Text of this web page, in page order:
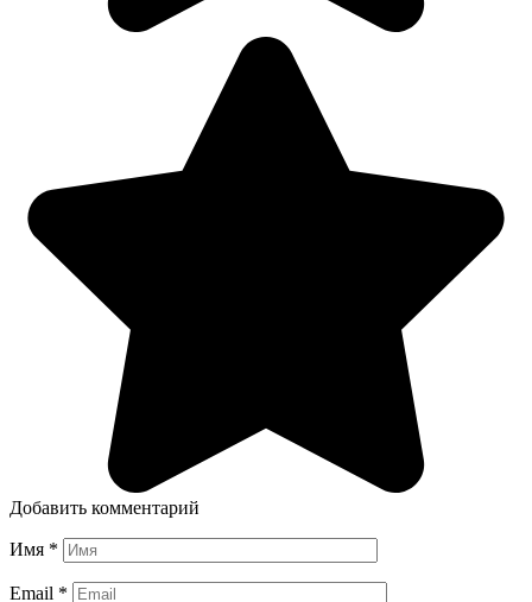
Добавить комментарий
Имя *
Email *